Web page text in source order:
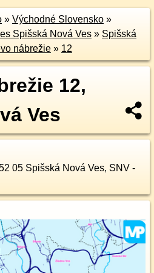
» Východné Slovensko »
Spišská Nová Ves » Spišská
nábrežie » 12
12,
Ves
05 Spišská Nová Ves, SNV -